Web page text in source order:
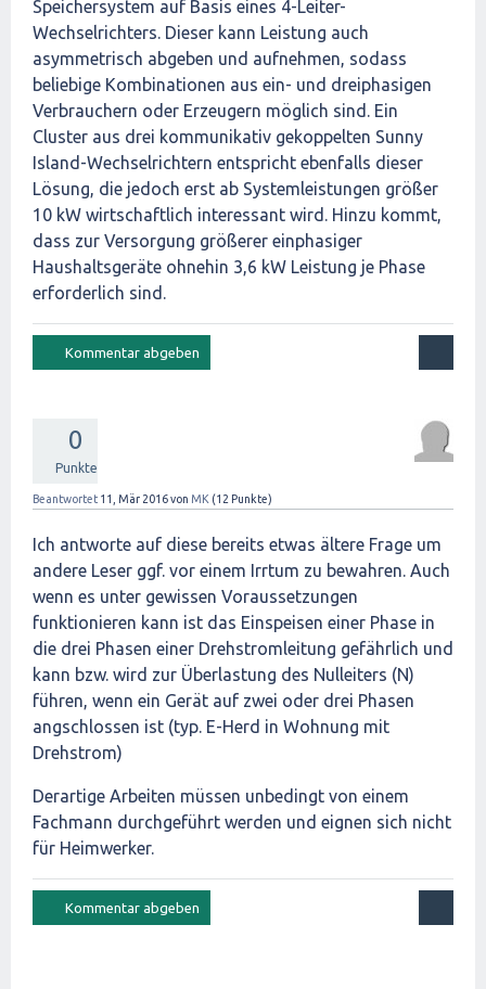
Speichersystem auf Basis eines 4-Leiter-
Wechselrichters. Dieser kann Leistung auch
asymmetrisch abgeben und aufnehmen, sodass
beliebige Kombinationen aus ein- und dreiphasigen
Verbrauchern oder Erzeugern möglich sind. Ein
Cluster aus drei kommunikativ gekoppelten Sunny
Island-Wechselrichtern entspricht ebenfalls dieser
Lösung, die jedoch erst ab Systemleistungen größer
10 kW wirtschaftlich interessant wird. Hinzu kommt,
dass zur Versorgung größerer einphasiger
Haushaltsgeräte ohnehin 3,6 kW Leistung je Phase
erforderlich sind.
0
Punkte
Beantwortet 11, Mär 2016von MK (12 Punkte)
Ich antworte auf diese bereits etwas ältere Frage um
andere Leser ggf. vor einem Irrtum zu bewahren. Auch
wenn es unter gewissen Voraussetzungen
funktionieren kann ist das Einspeisen einer Phase in
die drei Phasen einer Drehstromleitung gefährlich und
kann bzw. wird zur Überlastung des Nulleiters (N)
führen, wenn ein Gerät auf zwei oder drei Phasen
angschlossen ist (typ. E-Herd in Wohnung mit
Drehstrom)
Derartige Arbeiten müssen unbedingt von einem
Fachmann durchgeführt werden und eignen sich nicht
für Heimwerker.